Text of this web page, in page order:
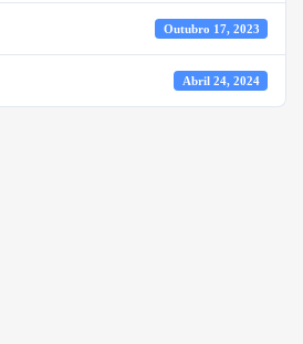
Outubro 17, 2023
Abril 24, 2024